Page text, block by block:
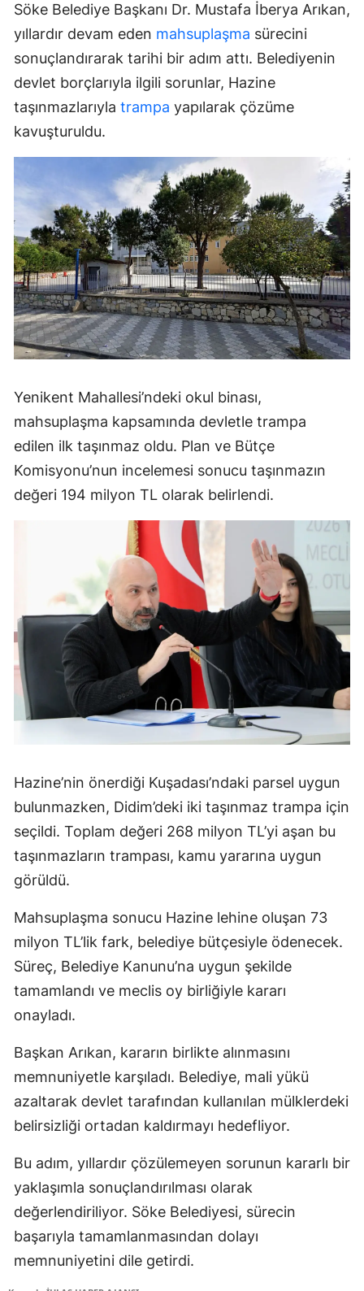
Söke Belediye Başkanı Dr. Mustafa İberya Arıkan,
yıllardır devam eden mahsuplaşma sürecini
sonuçlandırarak tarihi bir adım attı. Belediyenin
devlet borçlarıyla ilgili sorunlar, Hazine
taşınmazlarıyla trampa yapılarak çözüme
kavuşturuldu.
Yenikent Mahallesi’ndeki okul binası,
mahsuplaşma kapsamında devletle trampa
edilen ilk taşınmaz oldu. Plan ve Bütçe
Komisyonu’nun incelemesi sonucu taşınmazın
değeri 194 milyon TL olarak belirlendi.
Hazine’nin önerdiği Kuşadası’ndaki parsel uygun
bulunmazken, Didim’deki iki taşınmaz trampa için
seçildi. Toplam değeri 268 milyon TL’yi aşan bu
taşınmazların trampası, kamu yararına uygun
görüldü.
Mahsuplaşma sonucu Hazine lehine oluşan 73
milyon TL’lik fark, belediye bütçesiyle ödenecek.
Süreç, Belediye Kanunu’na uygun şekilde
tamamlandı ve meclis oy birliğiyle kararı
onayladı.
Başkan Arıkan, kararın birlikte alınmasını
memnuniyetle karşıladı. Belediye, mali yükü
azaltarak devlet tarafından kullanılan mülklerdeki
belirsizliği ortadan kaldırmayı hedefliyor.
Bu adım, yıllardır çözülemeyen sorunun kararlı bir
yaklaşımla sonuçlandırılması olarak
değerlendiriliyor. Söke Belediyesi, sürecin
başarıyla tamamlanmasından dolayı
memnuniyetini dile getirdi.